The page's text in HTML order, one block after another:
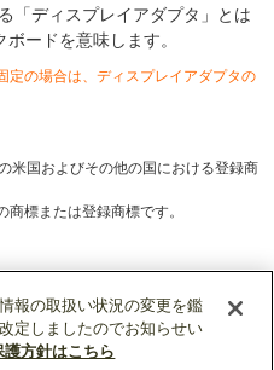
「ディスプレイアダプタ」とは
ードを意味します。
定の場合は、ディスプレイアダプタの
米国およびその他の国における登録商
標または登録商標です。
報の取扱い状況の変更を鑑
定しましたのでお知らせい
方針はこちら